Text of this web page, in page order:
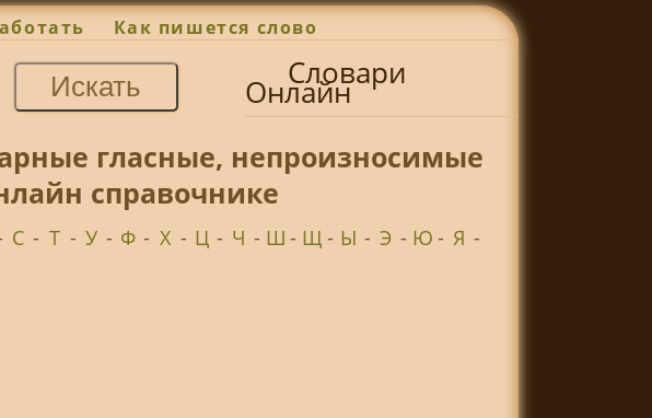
Как пишется слово
Словари
Онлайн
гласные, непроизносимые
справочнике
С - Т - У - Ф - Х - Ц - Ч - Ш - Щ - Ы - Э - Ю- Я -